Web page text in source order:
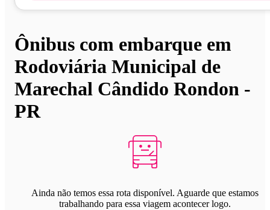
Ônibus com embarque em
Rodoviária Municipal de
Marechal Cândido Rondon -
PR
Ainda não temos essa rota disponível. Aguarde que estamos
trabalhando para essa viagem acontecer logo.